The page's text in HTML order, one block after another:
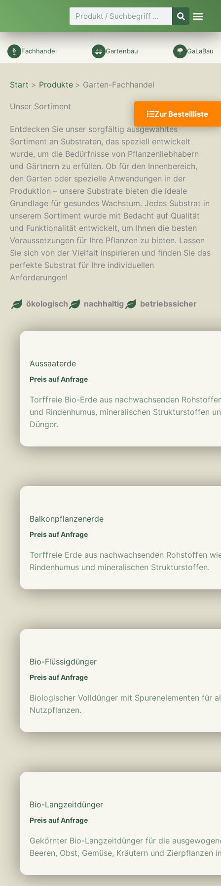
springen
Suche
Fachhandel Gartenbau GaLaBau
Zur Bestellliste
Start Produkte Garten-Fachhandel
Unser Sortiment
Entdecken Sie unser sorgfältig ausgewähltes
Sortiment an Substraten, das speziell entwickelt
wurde, um die Bedürfnisse von Pflanzenliebhabern
und Gärtnern zu erfüllen. Ob für den Innenbereich,
den Garten oder spezielle Anwendungen in der
Produktion – unsere Substrate bieten die ideale
Grundlage für gesundes Wachstum. Jedes Substrat in
unserem Sortiment wurde mit Bedacht auf Qualität
und Funktionalität entwickelt, um Ihnen die besten
Voraussetzungen für Ihre Pflanzen zu bieten. Lassen
Sie sich von der Vielfalt inspirieren und finden Sie das
perfekte Substrat für Ihre individuellen
Anforderungen!
ökologisch nachhaltig betriebssicher
Aussaaterde
Preis auf Anfrage
Torffreie Bio-Erde aus nachwachsenden
und Rindenhumus, mineralischen Strukturstoffen
Dünger.
Balkonpflanzen­erde
Preis auf Anfrage
Torffreie Erde aus nachwachsenden Rohstoffen
Rindenhumus und mineralischen Strukturstoffen.
Bio-Flüssigdünger
Preis auf Anfrage
Biologischer Volldünger mit Spurenelementen für
Nutzpflanzen.
Bio-Langzeitdünger
Preis auf Anfrage
Gekörnter Bio-Langzeitdünger für die
Beeren, Obst, Gemüse, Kräutern und Zierpflanzen